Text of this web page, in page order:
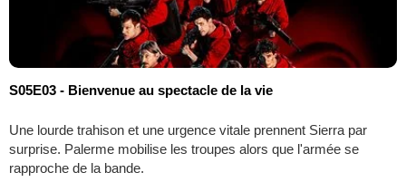
S05E03 - Bienvenue au spectacle de la vie
Une lourde trahison et une urgence vitale prennent Sierra par
surprise. Palerme mobilise les troupes alors que l'armée se
rapproche de la bande.